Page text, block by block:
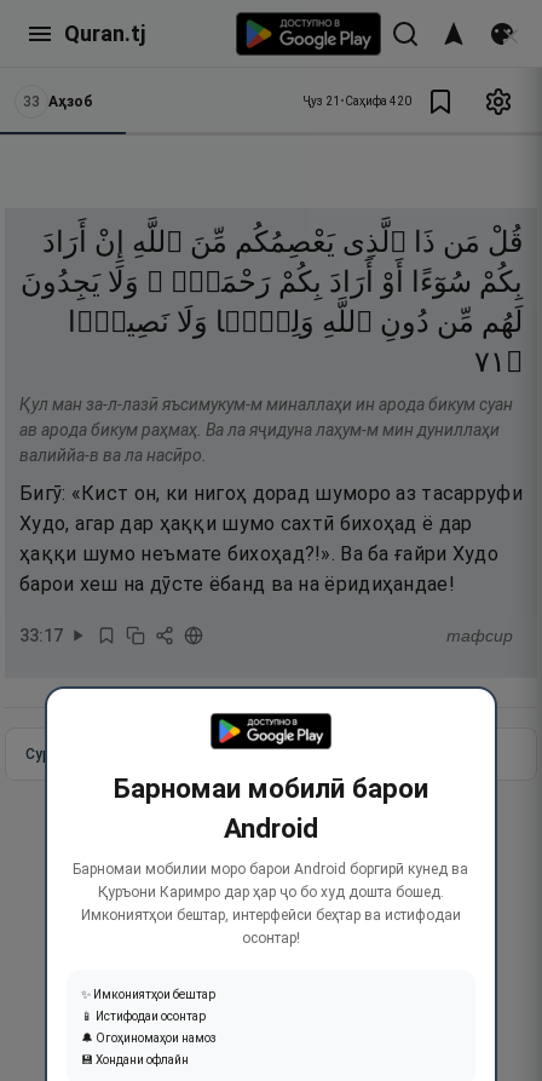
Quran.tj
33 Аҳзоб Ҷуз 21 •Саҳифа 420
قُلْ مَن ذَا ٱلَّذِى يَعْصِمُكُم مِّنَ ٱللَّهِ إِنْ أَرَادَ
بِكُمْ سُوٓءًا أَوْ أَرَادَ بِكُمْ رَحْمَةًۭ ۚ وَلَا يَجِدُونَ
لَهُم مِّن دُونِ ٱللَّهِ وَلِيًّۭا وَلَا نَصِيرًۭا
۝ ١٧
Қул ман за-л-лазӣ яъсимукум-м миналлаҳи ин арода бикум суан
ав арода бикум раҳмаҳ. Ва ла яҷидуна лаҳум-м мин дуниллаҳи
валиййа-в ва ла насӣро.
Бигӯ: «Кист он, ки нигоҳ дорад шуморо аз тасарруфи
Худо, агар дар ҳаққи шумо сахтӣ бихоҳад ё дар
ҳаққи шумо неъмате бихоҳад?!». Ва ба ғайри Худо
барои хеш на дӯсте ёбанд ва на ёридиҳандае!
33:17 тафсир
Сураи пурра Идома додан
Барномаи мобилӣ барои
Android
Барномаи мобилии моро барои Android боргирӣ кунед ва
Қуръони Каримро дар ҳар ҷо бо худ дошта бошед.
Имкониятҳои бештар, интерфейси беҳтар ва истифодаи
осонтар!
✨ Имкониятҳои бештар
📱 Истифодаи осонтар
🔔 Огоҳиномаҳои намоз
💾 Хондани офлайн